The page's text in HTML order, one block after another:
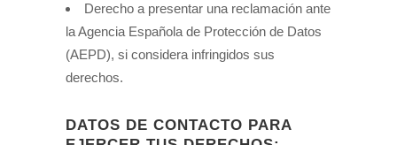
Derecho a presentar una reclamación ante
la Agencia Española de Protección de Datos
(AEPD), si considera infringidos sus
derechos.
DATOS DE CONTACTO PARA